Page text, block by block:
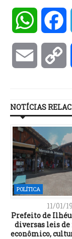
Email
NOTÍCIAS
POLÍTICA
11/01/19
Prefeito de
diversas leis
econômico,